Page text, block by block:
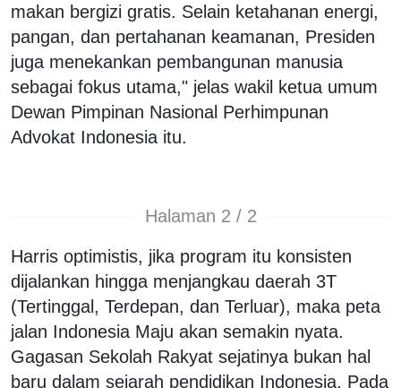
makan bergizi gratis. Selain ketahanan energi,
pangan, dan pertahanan keamanan, Presiden
juga menekankan pembangunan manusia
sebagai fokus utama," jelas wakil ketua umum
Dewan Pimpinan Nasional Perhimpunan
Advokat Indonesia itu.
Halaman 2 / 2
Harris optimistis, jika program itu konsisten
dijalankan hingga menjangkau daerah 3T
(Tertinggal, Terdepan, dan Terluar), maka peta
jalan Indonesia Maju akan semakin nyata.
Gagasan Sekolah Rakyat sejatinya bukan hal
baru dalam sejarah pendidikan Indonesia. Pada